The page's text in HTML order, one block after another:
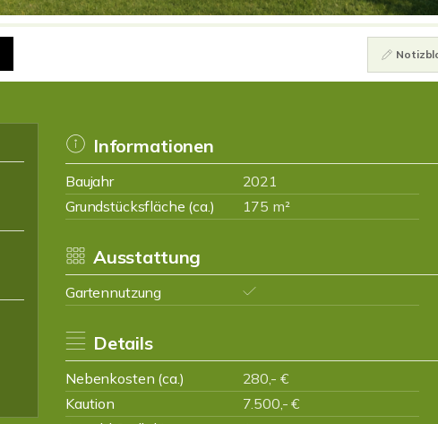
Informationen
Baujahr 2021
Grundstücksfläche (ca.)
175 m²
Ausstattung
Gartennutzung
Details
Nebenkosten (ca.) 280,- €
Kaution
7.500,- €